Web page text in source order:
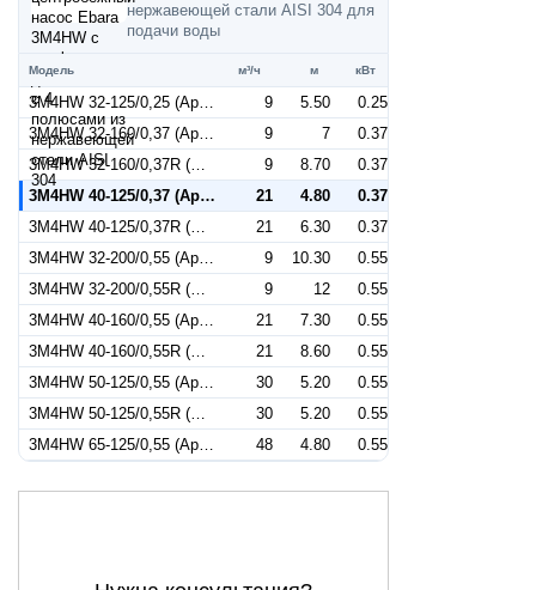
нержавеющей стали AISI 304 для
подачи воды
Модель м³/ч м кВт
3M4HW 32-125/0,25 (Артикул 1270019204) 9 5.50
0.25
3M4HW 32-160/0,37 (Артикул 1270029204)
9 7
0.37
3M4HW 32-160/0,37R (Артикул 1279029204)
9 8.70
0.37
3M4HW 40-125/0,37 (Артикул 1280029204)
21 4.80
0.37
3M4HW 40-125/0,37R (Артикул 1289029204)
21 6.30
0.37
3M4HW 32-200/0,55 (Артикул 1270039204)
9 10.30
0.55
3M4HW 32-200/0,55R (Артикул 1279039204)
9 12
0.55
3M4HW 40-160/0,55 (Артикул 1280039204)
21 7.30
0.55
3M4HW 40-160/0,55R (Артикул 1289039204)
21 8.60
0.55
3M4HW 50-125/0,55 (Артикул 1290039204)
30 5.20
0.55
3M4HW 50-125/0,55R (Артикул 1299039204)
30 5.20
0.55
3M4HW 65-125/0,55 (Артикул 1344039204)
48 4.80 0.55